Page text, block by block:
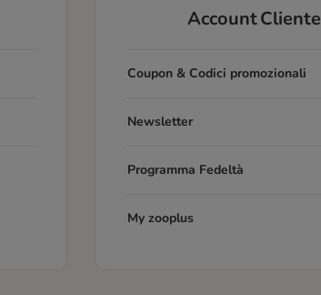
Account Cliente
Coupon & Codici promozionali
Newsletter
Programma Fedeltà
My zooplus